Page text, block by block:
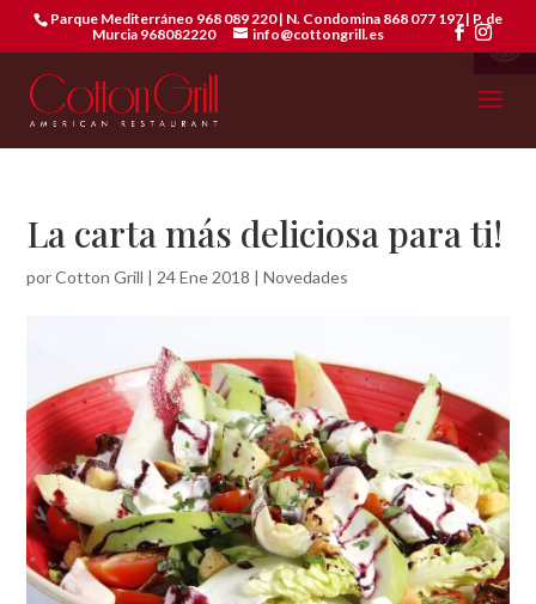
Abrir
Parque Mediterráneo 968 089 220 | N. Condomina 868 077 197 | P. de
Murcia 968082220
info@cottongrill.es
La carta más deliciosa para ti!
porCotton Grill | 24 Ene 2018 |Novedades